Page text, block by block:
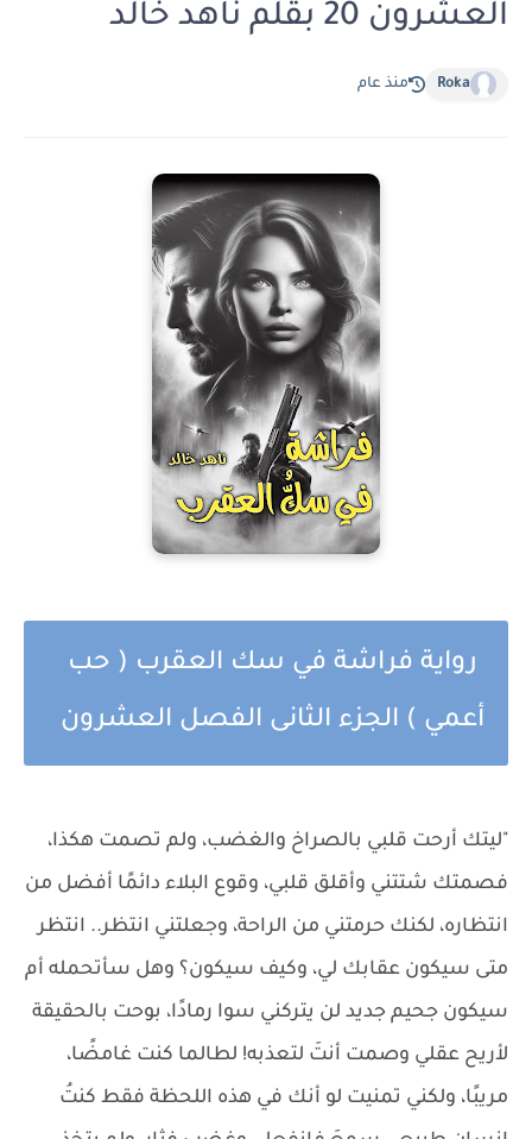
العشرون 20 بقلم ناهد خالد
Roka منذ عام
رواية فراشة في سك العقرب ( حب
أعمي ) الجزء الثانى الفصل العشرون
"ليتك أرحت قلبي بالصراخ والغضب، ولم تصمت هكذا،
فصمتك شتتني وأقلق قلبي، وقوع البلاء دائمًا أفضل من
انتظاره، لكنك حرمتني من الراحة، وجعلتني انتظر.. انتظر
متى سيكون عقابك لي، وكيف سيكون؟ وهل سأتحمله أم
سيكون جحيم جديد لن يتركني سوا رمادًا، بوحت بالحقيقة
لأريح عقلي وصمت أنتَ لتعذبه! لطالما كنت غامضًا،
مريبًا، ولكني تمنيت لو أنك في هذه اللحظة فقط كنتُ